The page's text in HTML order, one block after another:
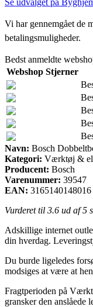
Vi har gennemgået de
betalingsmuligheder.
Bedst anmeldte
Webshop Stjerner
Navn: Bosch
Kategori: Værktøj &
Producent: Bosch
Varenummer: 39547
EAN: 3165140148016
Vurderet til 3.6 ud af 5
Adskillige internet
din hverdag.
Du burde ligeledes
modsiges at være at
Fragtperioden på
gransker den anslåede